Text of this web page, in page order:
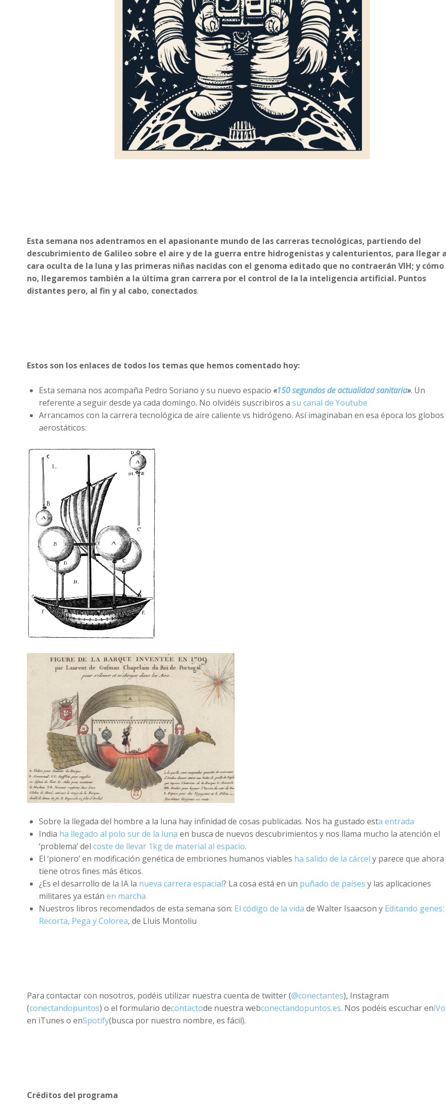
Esta semana nos adentramos en el apasionante mundo de las carreras tecnológicas, partiendo del
descubrimiento de Galileo sobre el aire y de la guerra entre hidrogenistas y calenturientos, para llegar
cara oculta de la luna y las primeras niñas nacidas con el genoma editado que no contraerán VIH; y cómo
no, llegaremos también a la última gran carrera por el control de la la inteligencia artificial. Puntos
distantes pero, al fin y al cabo, conectados.
Estos son los enlaces de todos los temas que hemos comentado hoy:
Esta semana nos acompaña Pedro Soriano y su nuevo espacio «150 segundos de actualidad sanitaria». Un
referente a seguir desde ya cada domingo. No olvidéis suscribiros a su canal de Youtube
Arrancamos con la carrera tecnológica de aire caliente vs hidrógeno. Así imaginaban en esa época los globos
aerostáticos:
Sobre la llegada del hombre a la luna hay infinidad de cosas publicadas. Nos ha gustado esta entrada
India ha llegado al polo sur de la luna en busca de nuevos descubrimientos y nos llama mucho la atención el
‘problema’ del coste de llevar 1kg de material al espacio.
El ‘pionero’ en modificación genética de embriones humanos viables ha salido de la cárcel y parece que ahora
tiene otros fines más éticos.
¿Es el desarrollo de la IA la nueva carrera espacial? La cosa está en un puñado de países y las aplicaciones
militares ya están en marcha
Nuestros libros recomendados de esta semana son: El código de la vida de Walter Isaacson y Editando genes:
Recorta, Pega y Colorea, de Lluis Montoliu
Para contactar con nosotros, podéis utilizar nuestra cuenta de twitter (@conectantes), Instagram
(conectandopuntos) o el formulario decontactode nuestra webconectandopuntos.es. Nos podéis escuchar en
en iTunes o enSpotify(busca por nuestro nombre, es fácil).
Créditos del programa